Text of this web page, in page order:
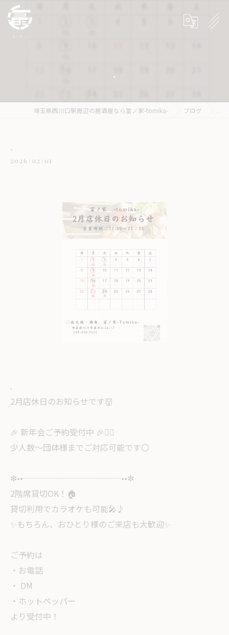
.
埼玉県西川口駅周辺の居酒屋なら冨ノ家-tomika- ブログ .
.
2026/02/01
.
2月店休日のお知らせです👹
🎉 新年会ご予約受付中 🎉💁‍♀️
少人数〜団体様までご対応可能です〇
✼••┈┈┈┈┈┈┈┈┈┈┈┈••✼
2階席貸切OK！🏠
貸切利用でカラオケも可能🎤♪
✨もちろん、おひとり様のご来店も大歓迎✨
ご予約は
・お電話
・ DM
・ホットペッパー
より受付中！